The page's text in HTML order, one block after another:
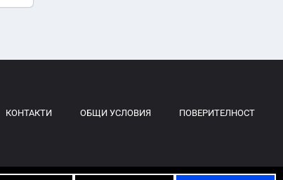
КОНТАКТИ ОБЩИ УСЛОВИЯ ПОВЕРИТЕЛНОСТ